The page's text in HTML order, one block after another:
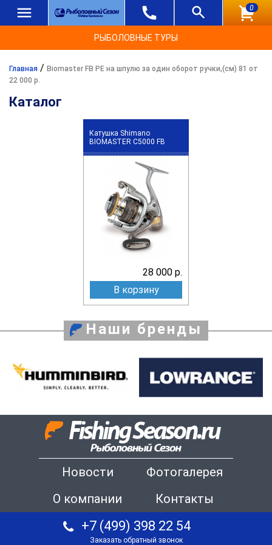
0
РЫБОЛОВНЫЕ ТУРЫ
Главная / Biomaster FB PE на шпулю за один оборот ручки,(см) 81 от
22 000 р.
Каталог
Катушка Shimano
BIOMASTER C5000 FB
28 000 р.
В корзину
Наши бренды
Новости
Фотогалерея
О компании
Контакты
+7 (499) 398 22 54
Заказать обратный звонок